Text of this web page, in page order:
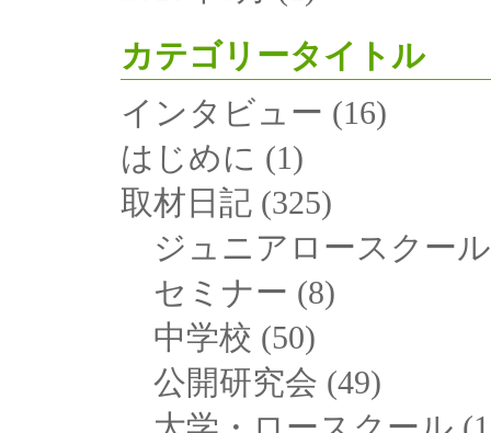
カテゴリータイトル
インタビュー (16)
はじめに (1)
取材日記 (325)
ジュニアロースクール
セミナー (8)
中学校 (50)
公開研究会 (49)